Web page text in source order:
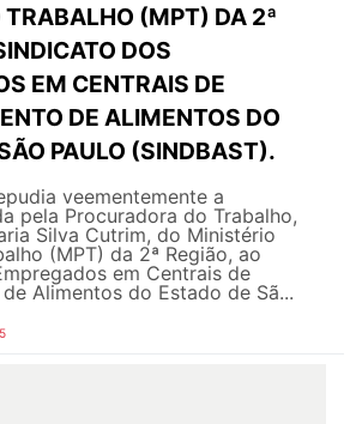
TRABALHO (MPT) DA 2ª
DOS
EM CENTRAIS DE
DE ALIMENTOS DO
PAULO (SINDBAST).
veementemente a
pela Procuradora do Trabalho,
Silva Cutrim, do Ministério
(MPT) da 2ª Região, ao
em Centrais de
Alimentos do Estado de Sã...